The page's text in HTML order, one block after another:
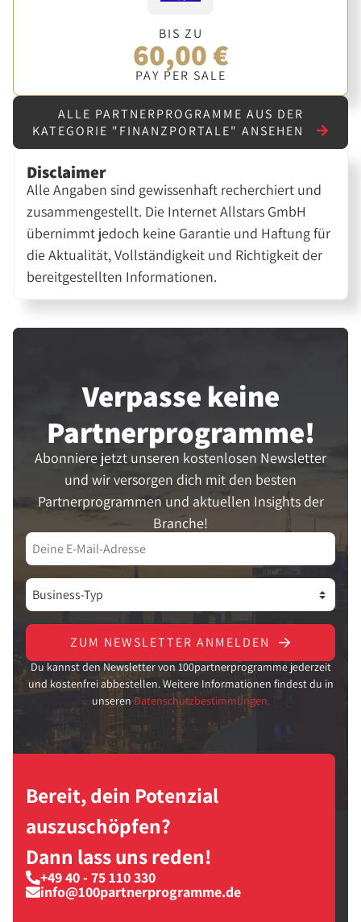
BIS ZU
60,00 €
PAY PER SALE
ALLE PARTNERPROGRAMME AUS DER
KATEGORIE "FINANZPORTALE" ANSEHEN
Disclaimer
Alle Angaben sind gewissenhaft recherchiert und
zusammengestellt. Die Internet Allstars GmbH
übernimmt jedoch keine Garantie und Haftung für
die Aktualität, Vollständigkeit und Richtigkeit der
bereitgestellten Informationen.
Verpasse keine
Partner­programme!
Abonniere jetzt unseren kostenlosen Newsletter
und wir versorgen dich mit den besten
Partnerprogrammen und aktuellen Insights der
Branche!
ZUM NEWSLETTER ANMELDEN
Du kannst den Newsletter von 100partnerprogramme jederzeit
und kostenfrei abbestellen. Weitere Informationen findest du in
unseren Datenschutzbestimmungen.
Bereit, dein Potenzial
auszuschöpfen?
Dann lass uns reden!
+49 40 - 75 110 330
info@100partnerprogramme.de